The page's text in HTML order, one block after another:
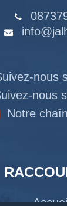
nous
nous
Notre